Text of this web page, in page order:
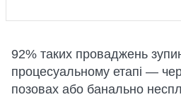
92% таких проваджень
процесуальному етапі —
позовах або банально